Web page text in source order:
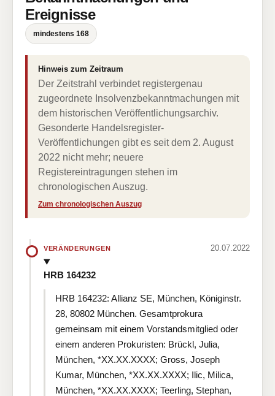
Ereignisse
mindestens 168
Hinweis zum Zeitraum
Der Zeitstrahl verbindet registergenau
zugeordnete Insolvenzbekanntmachungen mit
dem historischen Veröffentlichungsarchiv.
Gesonderte Handelsregister-
Veröffentlichungen gibt es seit dem 2. August
2022 nicht mehr; neuere
Registereintragungen stehen im
chronologischen Auszug.
Zum chronologischen Auszug
VERÄNDERUNGEN 20.07.2022
HRB 164232
HRB 164232: Allianz SE, München, Königinstr.
28, 80802 München. Gesamtprokura
gemeinsam mit einem Vorstandsmitglied oder
einem anderen Prokuristen: Brückl, Julia,
München, *XX.XX.XXXX; Gross, Joseph
Kumar, München, *XX.XX.XXXX; Ilic, Milica,
München, *XX.XX.XXXX; Teerling, Stephan,